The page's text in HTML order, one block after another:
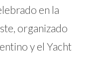
en la
organizado
y el Yacht